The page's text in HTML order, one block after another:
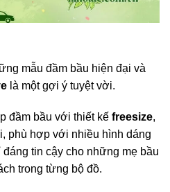
mẫu đầm bầu hiện đại và
là một gợi ý tuyệt vời.
đầm bầu với thiết kế freesize,
phù hợp với nhiều hình dáng
tin cậy cho những mẹ bầu
trong từng bộ đồ.